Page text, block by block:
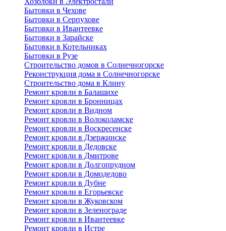
Бытовки в Чехове
Бытовки в Серпухове
Бытовки в Ивантеевке
Бытовки в Зарайске
Бытовки в Котельниках
Бытовки в Рузе
Строительство домов в Солнечногорске
Реконструкция дома в Солнечногорске
Строительство дома в Клину
Ремонт кровли в Балашихе
Ремонт кровли в Бронницах
Ремонт кровли в Видном
Ремонт кровли в Волоколамске
Ремонт кровли в Воскресенске
Ремонт кровли в Дзержинске
Ремонт кровли в Дедовске
Ремонт кровли в Дмитрове
Ремонт кровли в Долгопрудном
Ремонт кровли в Домодедово
Ремонт кровли в Дубне
Ремонт кровли в Егорьевске
Ремонт кровли в Жуковском
Ремонт кровли в Зеленограде
Ремонт кровли в Ивантеевке
Ремонт кровли в Истре